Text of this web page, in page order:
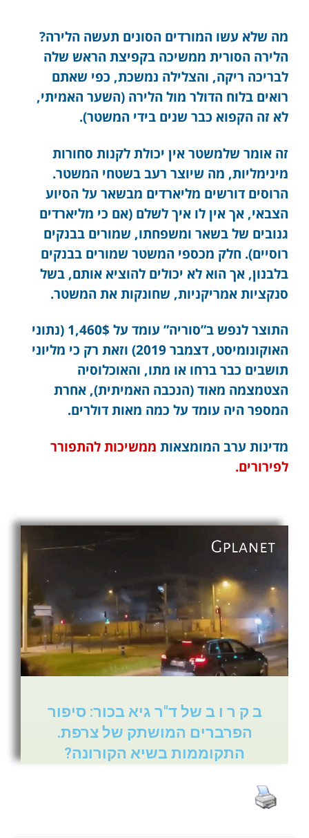
מה שלא עשו המורדים הסונים תעשה הלירה?
הלירה הסורית ממשיכה בקפיצת הראש שלה
לבריכה ריקה, והצלילה נמשכת, כפי שאתם
רואים בלוח הדולר מול הלירה (השער האמיתי,
לא זה הקפוא כבר שנים בידי המשטר).
זה אומר שלמשטר אין יכולת לקנות סחורות
מינימליות, מה שיוצר רעב בשטחי המשטר.
הרוסים דורשים מליארדים מבשאר על הסיוע
הצבאי, אך אין לו איך לשלם (אם כי מליארדים
גנובים של בשאר ומשפחתו, שמורים בבנקים
רוסיים). חלק מכספי המשטר שמורים בבנקים
בלבנון, אך הוא לא יכולים להוציא אותם, בשל
סנקציות אמריקניות, שחונקות את המשטר.
התוצר לנפש ב”סוריה” עומד על 1,460$ (נתוני
האוקונומיסט, דצמבר 2019) וזאת רק כי מליוני
תושבים כבר ברחו או מתו, והאוכלוסיה
הצטמצמה מאוד (הנכבה האמיתית), אחרת
המספר היה עומד על כמה מאות דולרים.
מדינות ערב המומצאות ממשיכות להתפורר
לפירורים.
ב ק ר ו ב של ד"ר גיא בכור: סיפור
הפרברים המושתק של צרפת.
התקוממות בשיא הקורונה?